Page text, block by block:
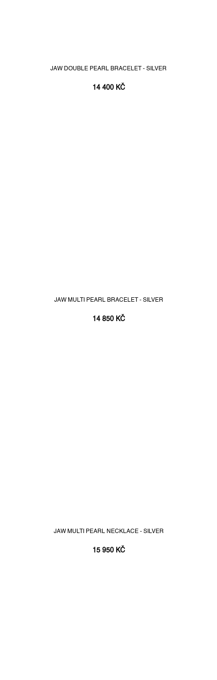
JAW DOUBLE PEARL BRACELET - SILVER
14 400 KČ
JAW MULTI PEARL BRACELET - SILVER
14 850 KČ
JAW MULTI PEARL NECKLACE - SILVER
15 950 KČ